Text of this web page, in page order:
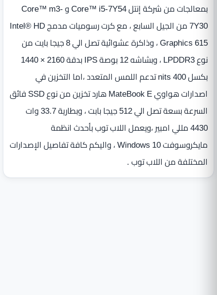
بمعالجات من شركة إنتل Core™ i5-7Y54 و Core™ m3-
7Y30 من الجيل السابع ، مع كرت رسوميات مدمج Intel® HD
Graphics 615 ، وذاكرة عشوائية تصل الي 8 جيجا بايت من
نوع LPDDR3 ، وبشاشه 12 بوصة IPS بدقة 2160 × 1440
بكسل 400 nits تدعم اللمس المتعدد ،اما التخزين في
اصدارات هواوي MateBook E هارد تخزين من نوع SSD فائق
السرعة بسعة تصل الي 512 جيجا بابت ، وبطارية 33.7 وات
4430 مللي امبير ،ويعمل اللاب توب بأحدث انظمة
مايكروسوفت Windows 10 ، واليكم كافة تفاصيل الإصدارات
المختلفة من اللاب توب .